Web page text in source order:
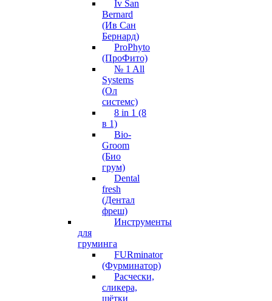
Iv San
Bernard
(Ив Сан
Бернард)
ProPhyto
(ПроФито)
№ 1 All
Systems
(Ол
системс)
8 in 1 (8
в 1)
Bio-
Groom
(Био
грум)
Dental
fresh
(Дентал
фреш)
Инструменты
для
груминга
FURminator
(Фурминатор)
Расчески,
сликера,
щётки